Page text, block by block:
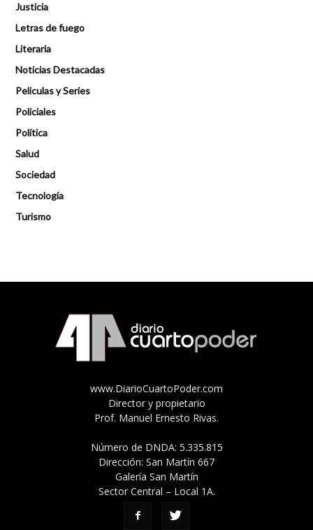
Justicia
Letras de fuego
Literaria
Noticias Destacadas
Peliculas y Series
Policiales
Política
Salud
Sociedad
Tecnología
Turismo
www.DiarioCuartoPoder.com
Director y propietario
Prof. Manuel Ernesto Rivas.
Número de DNDA: 5.335.815
Dirección: San Martín 667
Galería San Martín
Sector Central – Local 1A.